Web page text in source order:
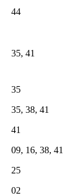
44
35, 41
35
35, 38, 41
41
09, 16, 38, 41
25
02